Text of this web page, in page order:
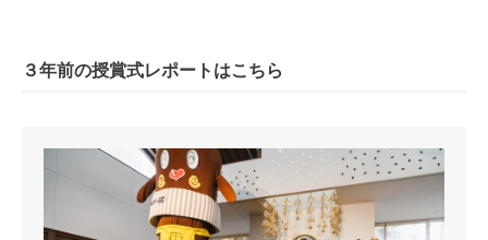
３年前の授賞式レポートはこちら